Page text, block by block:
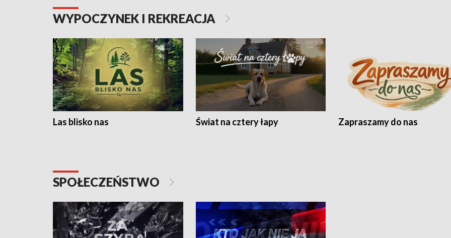
WYPOCZYNEK I REKREACJA
Las blisko nas Świat na cztery łapy Zapraszamy do nas
SPOŁECZEŃSTWO